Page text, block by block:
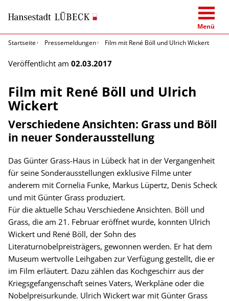
Menü
Startseite
Pressemeldungen Film mit René Böll und Ulrich Wickert
Veröffentlicht am 02.03.2017
Film mit René Böll und Ulrich
Wickert
Verschiedene Ansichten: Grass und Böll
in neuer Sonderausstellung
Das Günter Grass-Haus in Lübeck hat in der Vergangenheit
für seine Sonderausstellungen exklusive Filme unter
anderem mit Cornelia Funke, Markus Lüpertz, Denis Scheck
und mit Günter Grass produziert.
Für die aktuelle Schau Verschiedene Ansichten. Böll und
Grass, die am 21. Februar eröffnet wurde, konnten Ulrich
Wickert und René Böll, der Sohn des
Literaturnobelpreisträgers, gewonnen werden. Er hat dem
Museum wertvolle Leihgaben zur Verfügung gestellt, die er
im Film erläutert. Dazu zählen das Kochgeschirr aus der
Kriegsgefangenschaft seines Vaters, Werkpläne oder die
Nobelpreisurkunde. Ulrich Wickert war mit Günter Grass